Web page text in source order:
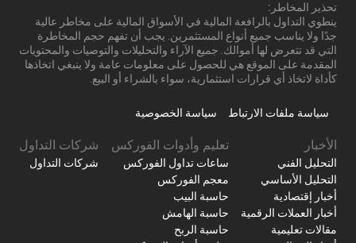
تحذير المخاطر:
ينطوي التداول بالرافعة المالية في الأسواق المالية على مخاطر عالية
جدًا ولا يناسب جميع أنواع المستثمرين. يجب أن تفهم حجم المخاطرة
التي قد تتعرض لها أموالك. جميع الآراء والتحليلات والتوصيات والمحتويات
المقدمة على الموقع هي للحصول على معلومات عامة ولا ينبغي اتخاذها
كأداة لاتخاذ أي قرارات استثمارية، سواء بالشراء أو البيع.
سياسة ملفات الارتباط سياسة الخصوصية
الأخبار
التحليل الفني
التحليل الأساسي
أخبار إقتصادية
أخبار العملات الرقمية
مقالات تعليمية
تعليم وأدوات الفوركس
ساعات تداول الفوركس
معجم الفوركس
حاسبة البيب
حاسبة الهامش
حاسبة الربح
شركات التداول
شركات التداول